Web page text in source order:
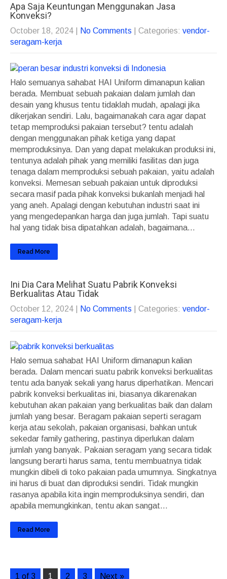
Apa Saja Keuntungan Menggunakan Jasa
Konveksi?
October 18, 2024 No Comments | Categories: vendor-
seragam-kerja
Halo semuanya sahabat HAI Uniform dimanapun kalian
berada. Membuat sebuah pakaian dalam jumlah dan
desain yang khusus tentu tidaklah mudah, apalagi jika
dikerjakan sendiri. Lalu, bagaimanakah cara agar dapat
tetap memproduksi pakaian tersebut? tentu adalah
dengan menggunakan pihak ketiga yang dapat
memproduksinya. Dan yang dapat melakukan produksi ini,
tentunya adalah pihak yang memiliki fasilitas dan juga
tenaga dalam memproduksi sebuah pakaian, yaitu adalah
konveksi. Memesan sebuah pakaian untuk diproduksi
secara masif pada pihak konveksi bukanlah menjadi hal
yang aneh. Apalagi dengan kebutuhan industri saat ini
yang mengedepankan harga dan juga jumlah. Tapi suatu
hal yang tidak bisa dipatahkan adalah, bagaimana...
Read More
Ini Dia Cara Melihat Suatu Pabrik Konveksi
Berkualitas Atau Tidak
October 12, 2024 No Comments | Categories: vendor-
seragam-kerja
Halo semua sahabat HAI Uniform dimanapun kalian
berada. Dalam mencari suatu pabrik konveksi berkualitas
tentu ada banyak sekali yang harus diperhatikan. Mencari
pabrik konveksi berkualitas ini, biasanya dikarenakan
kebutuhan akan pakaian yang berkualitas baik dan dalam
jumlah yang besar. Beragam pakaian seperti seragam
kerja atau sekolah, pakaian organisasi, bahkan untuk
sekedar family gathering, pastinya diperlukan dalam
jumlah yang banyak. Pakaian seragam yang secara tidak
langsung berarti harus sama, tentu membuatnya tidak
mungkin dibeli di toko pakaian pada umumnya. Singkatnya
ini harus di buat dan diproduksi sendiri. Tidak mungkin
rasanya apabila kita ingin memproduksinya sendiri, dan
apabila memungkinkan, tentu akan sangat...
Read More
1 of 3 1 2 3 Next »